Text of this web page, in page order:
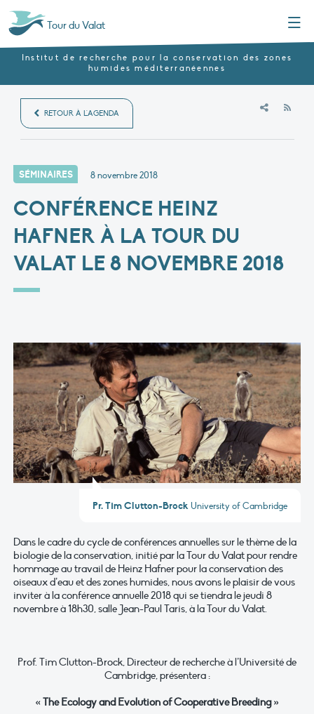
Tour du Valat
Institut de recherche pour la conservation des zones
humides méditerranéennes
RETOUR À L'AGENDA
SÉMINAIRES 8 novembre 2018
CONFÉRENCE HEINZ
HAFNER À LA TOUR DU
VALAT LE 8 NOVEMBRE 2018
Pr. Tim Clutton-Brock University of Cambridge
Dans le cadre du cycle de conférences annuelles sur le thème de la
biologie de la conservation, initié par la Tour du Valat pour rendre
hommage au travail de Heinz Hafner pour la conservation des
oiseaux d’eau et des zones humides, nous avons le plaisir de vous
inviter à la conférence annuelle 2018 qui se tiendra le jeudi 8
novembre à 18h30, salle Jean-Paul Taris, à la Tour du Valat.
Prof. Tim Clutton-Brock, Directeur de recherche à l’Université de
Cambridge, présentera :
« The Ecology and Evolution of Cooperative Breeding »